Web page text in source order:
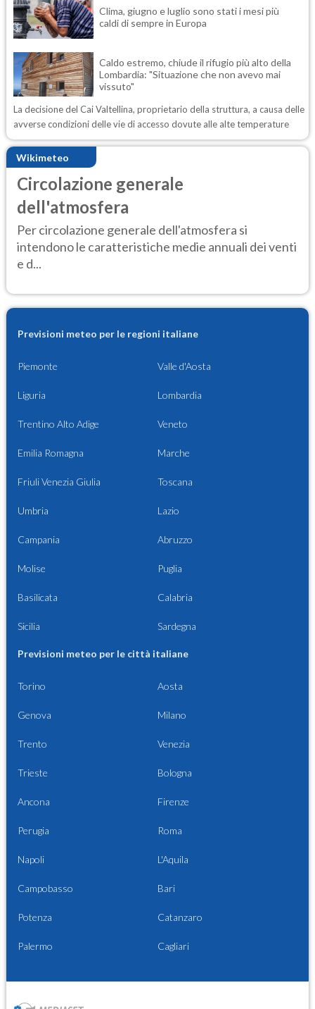
Clima, giugno e luglio sono stati i mesi più
caldi di sempre in Europa
Caldo estremo, chiude il rifugio più alto della
Lombardia: "Situazione che non avevo mai
vissuto"
La decisione del Cai Valtellina, proprietario della struttura, a causa delle
avverse condizioni delle vie di accesso dovute alle alte temperature
Wikimeteo
Circolazione generale
dell'atmosfera
Per circolazione generale dell'atmosfera si
intendono le caratteristiche medie annuali dei venti
e d...
Previsioni meteo per le regioni italiane
Piemonte Valle d'Aosta
Liguria Lombardia
Trentino Alto Adige Veneto
Emilia Romagna Marche
Friuli Venezia Giulia Toscana
Umbria Lazio
Campania Abruzzo
Molise Puglia
Basilicata Calabria
Sicilia Sardegna
Previsioni meteo per le città italiane
Torino Aosta
Genova Milano
Trento Venezia
Trieste Bologna
Ancona Firenze
Perugia Roma
Napoli L'Aquila
Campobasso Bari
Potenza Catanzaro
Palermo Cagliari